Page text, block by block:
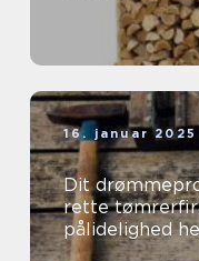
16. januar 2025
Dit
rette
pålidelighed